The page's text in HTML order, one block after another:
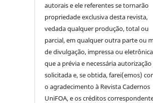
autorais e ele referentes se tornarão
propriedade exclusiva desta revista,
vedada qualquer produção, total ou
parcial, em qualquer outra parte ou
de divulgação, impressa ou
que a prévia e necessária autorização
solicitada e, se obtida, farei(emos)
o agradecimento à Revista Cadernos
UniFOA, e os créditos